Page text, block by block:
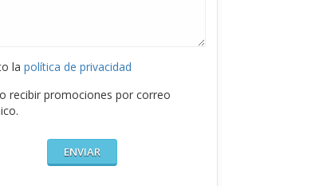
la política de privacidad
recibir promociones por correo